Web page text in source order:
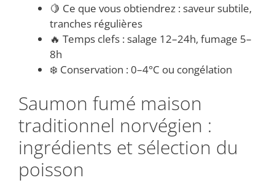
🍋 Ce que vous obtiendrez : saveur subtile,
tranches régulières
🔥 Temps clefs : salage 12–24h, fumage 5–
8h
❄️ Conservation : 0–4°C ou congélation
Saumon fumé maison
traditionnel norvégien :
ingrédients et sélection du
poisson